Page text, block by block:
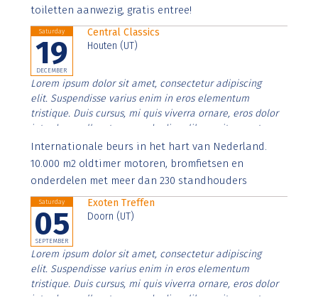
toiletten aanwezig, gratis entree!
Saturday
19
DECEMBER
Central Classics
Houten (UT)
Lorem ipsum dolor sit amet, consectetur adipiscing
elit. Suspendisse varius enim in eros elementum
tristique. Duis cursus, mi quis viverra ornare, eros dolor
interdum nulla, ut commodo diam libero vitae erat.
Aenean faucibus nibh et justo cursus id rutrum lorem
imperdiet. Nunc ut sem vitae risus tristique posuere.
Internationale beurs in het hart van Nederland.
10.000 m2 oldtimer motoren, bromfietsen en
onderdelen met meer dan 230 standhouders
Saturday
05
SEPTEMBER
Exoten Treffen
Doorn (UT)
Lorem ipsum dolor sit amet, consectetur adipiscing
elit. Suspendisse varius enim in eros elementum
tristique. Duis cursus, mi quis viverra ornare, eros dolor
interdum nulla, ut commodo diam libero vitae erat.